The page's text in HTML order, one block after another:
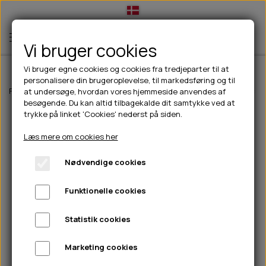
TIL HUND
💧FODER- VANDSKÅLE
CHICOPEE
GODBIDSTASKE
HALSBÅND
🦴 GODBIDDER & SNACKS
🍖 SMAGSVARIANTER
🎾 LEGETØJ
TÆNDER, ØRE, ØJE, POTER & NÆSE
🐾 UDSTYR & KOMFORT
TIL HUNDEEJER
DRIKKEFLASKER/TERMOFLASKER
HUER OG VANTER
PINEWOOD SALES
TIL KAT
TILBUD
NYHEDER
ABONNEMENT
Forside Til hunde Hundetøj Svømmeveste EQDOG pro life
Vi bruger cookies
Vi bruger egne cookies og cookies fra tredjeparter til at
personalisere din brugeroplevelse, til markedsføring og til
at undersøge, hvordan vores hjemmeside anvendes af
besøgende. Du kan altid tilbagekalde dit samtykke ved at
trykke på linket 'Cookies' nederst på siden.
Læs mere om cookies her
Nødvendige cookies
Funktionelle cookies
Statistik cookies
Marketing cookies